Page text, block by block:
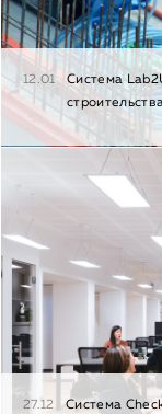
12.01
Cистема
27.12
Система